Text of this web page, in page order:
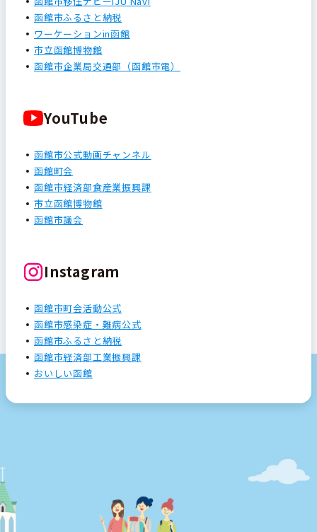
函館市ふるさと納税
ワーケーションin函館
市立函館博物館
函館市企業局交通部（函館市電）
YouTube
函館市公式動画チャンネル
函館町会
函館市経済部食産業振興課
市立函館博物館
函館市議会
Instagram
函館市町会活動公式
函館市感染症・難病公式
函館市ふるさと納税
函館市経済部工業振興課
おいしい函館